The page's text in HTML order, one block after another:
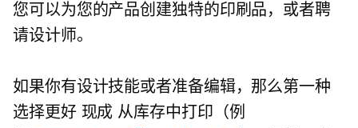
您可以为您的产品创建独特的印刷品，或者聘
请设计师。
如果你有设计技能或者准备编辑，那么第一种
选择更好 现成 从库存中打印（例